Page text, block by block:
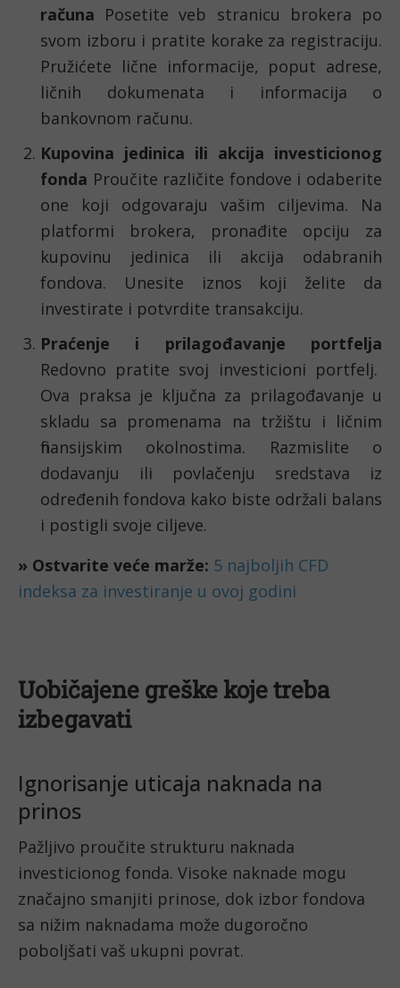
računa Posetite veb stranicu brokera po
svom izboru i pratite korake za registraciju.
Pružićete lične informacije, poput adrese,
ličnih dokumenata i informacija o
bankovnom računu.
Kupovina jedinica ili akcija investicionog
fonda Proučite različite fondove i odaberite
one koji odgovaraju vašim ciljevima. Na
platformi brokera, pronađite opciju za
kupovinu jedinica ili akcija odabranih
fondova. Unesite iznos koji želite da
investirate i potvrdite transakciju.
Praćenje i prilagođavanje portfelja
Redovno pratite svoj investicioni portfelj.
Ova praksa je ključna za prilagođavanje u
skladu sa promenama na tržištu i ličnim
finansijskim okolnostima. Razmislite o
dodavanju ili povlačenju sredstava iz
određenih fondova kako biste održali balans
i postigli svoje ciljeve.
» Ostvarite veće marže: 5 najboljih CFD
indeksa za investiranje u ovoj godini
Uobičajene greške koje treba
izbegavati
Ignorisanje uticaja naknada na
prinos
Pažljivo proučite strukturu naknada
investicionog fonda. Visoke naknade mogu
značajno smanjiti prinose, dok izbor fondova
sa nižim naknadama može dugoročno
poboljšati vaš ukupni povrat.